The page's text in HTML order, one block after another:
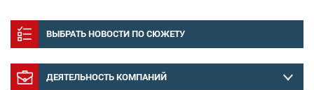
ВЫБРАТЬ НОВОСТИ ПО СЮЖЕТУ
ДЕЯТЕЛЬНОСТЬ КОМПАНИЙ